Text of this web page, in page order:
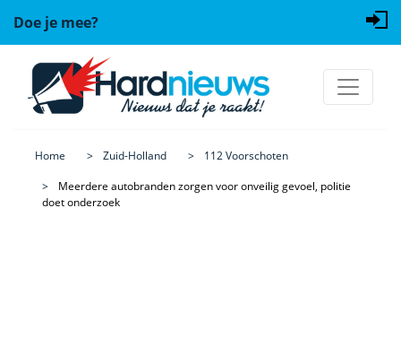
Doe je mee?
Home Zuid-Holland
112 Voorschoten
Meerdere autobranden zorgen voor onveilig gevoel, politie
doet onderzoek